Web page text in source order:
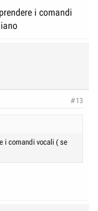
computer di bordo
durante la guida.
i comandi
#13
i comandi vocali ( se